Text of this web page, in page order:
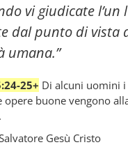
vi giudicate
dal punto di vista
umana.”
25+ Di alcuni uomini
opere buone vengono
Gesù Cristo